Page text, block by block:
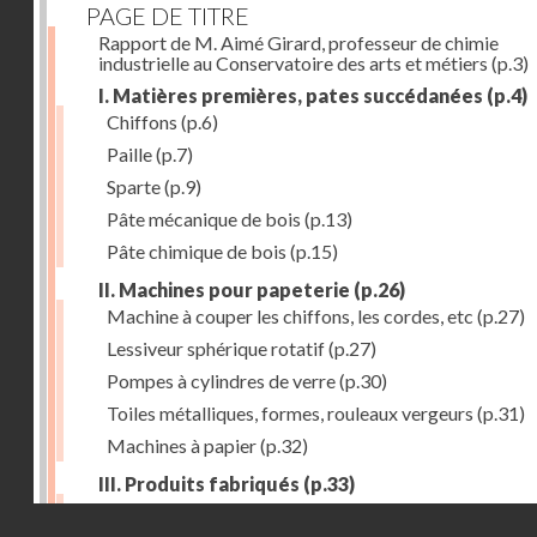
PAGE DE TITRE
Rapport de M. Aimé Girard, professeur de chimie
industrielle au Conservatoire des arts et métiers (p.3)
I. Matières premières, pates succédanées (p.4)
Chiffons (p.6)
Paille(p.7)
Sparte(p.9)
Pâte mécanique de bois (p.13)
Pâte chimique de bois (p.15)
II. Machines pour papeterie (p.26)
Machine à couper les chiffons, les cordes, etc (p.27)
Lessiveur sphérique rotatif(p.27)
Pompes à cylindres de verre(p.30)
Toiles métalliques, formes, rouleaux vergeurs (p.31)
Machines à papier(p.32)
III. Produits fabriqués (p.33)
Papiers à journaux(p.39)